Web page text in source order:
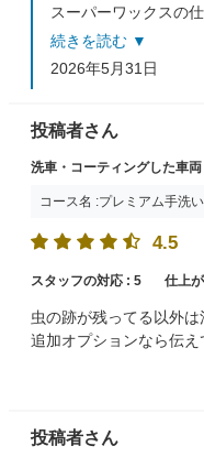
スーパーワックスの
ても嬉しく思います！
メンテナンスにより
引き続きよろしくお
す。
続きを読む ▼
2026年5月31日
投稿者さん
洗車・コーティングした車
コース名 :プレミアム手洗
4.5
スタッフの対応 : 5 仕上
虫の跡が残ってる以外は
追加オプションなら伝え
投稿者さん